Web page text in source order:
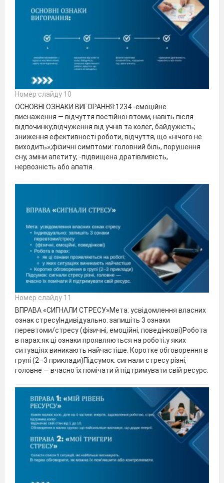
Номер слайду 10
ОСНОВНІ ОЗНАКИ ВИГОРАННЯ:1234 -емоційне
виснаження — відчуття постійної втоми, навіть після
відпочинку;відчуження від учнів та колег, байдужість;
зниження ефективності роботи, відчуття, що «нічого не
виходить»;фізичні симптоми: головний біль, порушення
сну, зміни апетиту; -підвищена дратівливість,
нервозність або апатія.
Номер слайду 11
ВПРАВА «СИГНАЛИ СТРЕСУ»Мета: усвідомлення власних
ознак стресуІндивідуально: запишіть 3 ознаки
перевтоми/стресу (фізичні, емоційні, поведінкові)Робота
в парах:як ці ознаки проявляються на роботі;у яких
ситуаціях виникають найчастіше. Коротке обговорення в
групі (2–3 приклади)Підсумок: сигнали стресу різні,
головне — вчасно їх помічати й підтримувати свій ресурс.